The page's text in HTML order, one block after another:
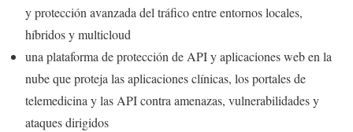
y protección avanzada del tráfico entre entornos locales,
híbridos y multicloud
una plataforma de protección de API y aplicaciones web en la
nube que proteja las aplicaciones clínicas, los portales de
telemedicina y las API contra amenazas, vulnerabilidades y
ataques dirigidos